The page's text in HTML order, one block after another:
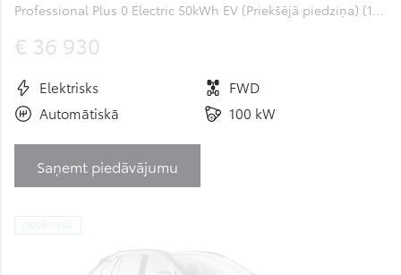
Professional Plus 0 Electric 50kWh EV (Priekšējā piedziņa) (100 kW)
€ 36 930
Elektrisks
FWD
Automātiskā
100 kW
Saņemt piedāvājumu
noliktavā